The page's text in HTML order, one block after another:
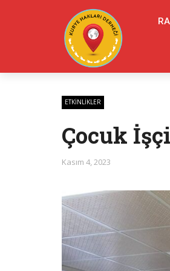
ETKINLIKLER
Çocuk
Kasım 4, 2023